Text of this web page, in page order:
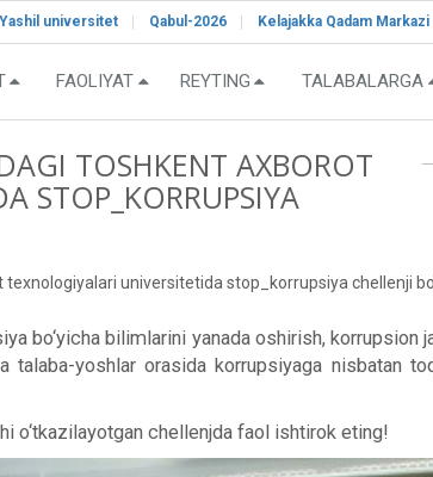
Yashil universitet Qabul-2026 Kelajakka Qadam Markazi
FAOLIYAT REYTING TALABALARGA
TOSHKENT AXBOROT
STOP_KORRUPSIYA
universitetida stop_korrupsiya chellenji
bo‘yicha bilimlarini yanada oshirish,
yoshlar orasida korrupsiyaga nisbatan
o‘tkazilayotgan chellenjda faol ishtirok eting!